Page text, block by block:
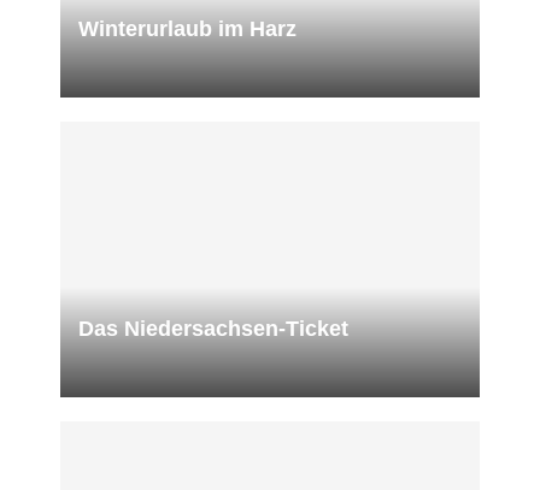
Winterurlaub im Harz
Das Niedersachsen-Ticket